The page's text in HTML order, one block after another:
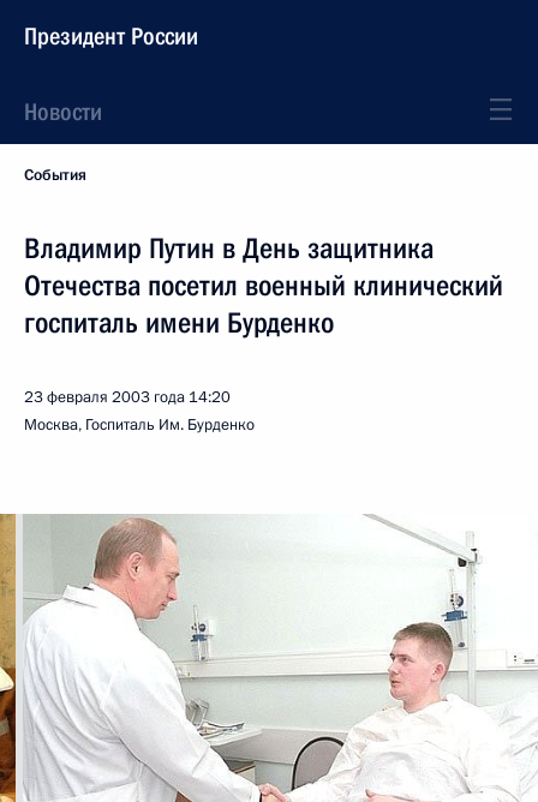
Президент России
Новости
События
Владимир Путин в День защитника
Отечества посетил военный клинический
госпиталь имени Бурденко
23 февраля 2003 года 14:20
Москва, Госпиталь Им. Бурденко